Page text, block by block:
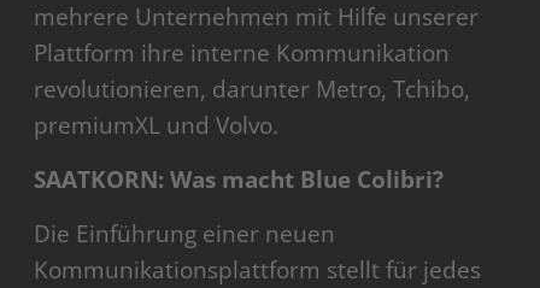
mehrere Unternehmen mit Hilfe unserer
Plattform ihre interne Kommunikation
revolutionieren, darunter Metro, Tchibo,
premiumXL und Volvo.
SAATKORN: Was macht Blue Colibri?
Die Einführung einer neuen
Kommunikationsplattform stellt für jedes